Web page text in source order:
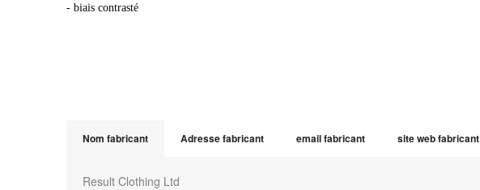
- biais contrasté
Nom fabricant Adresse fabricant email fabricant site web fabricant
Result Clothing Ltd